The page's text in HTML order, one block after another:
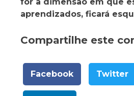
aprendizados, ficará
Compartilhe este
Facebook Twitter